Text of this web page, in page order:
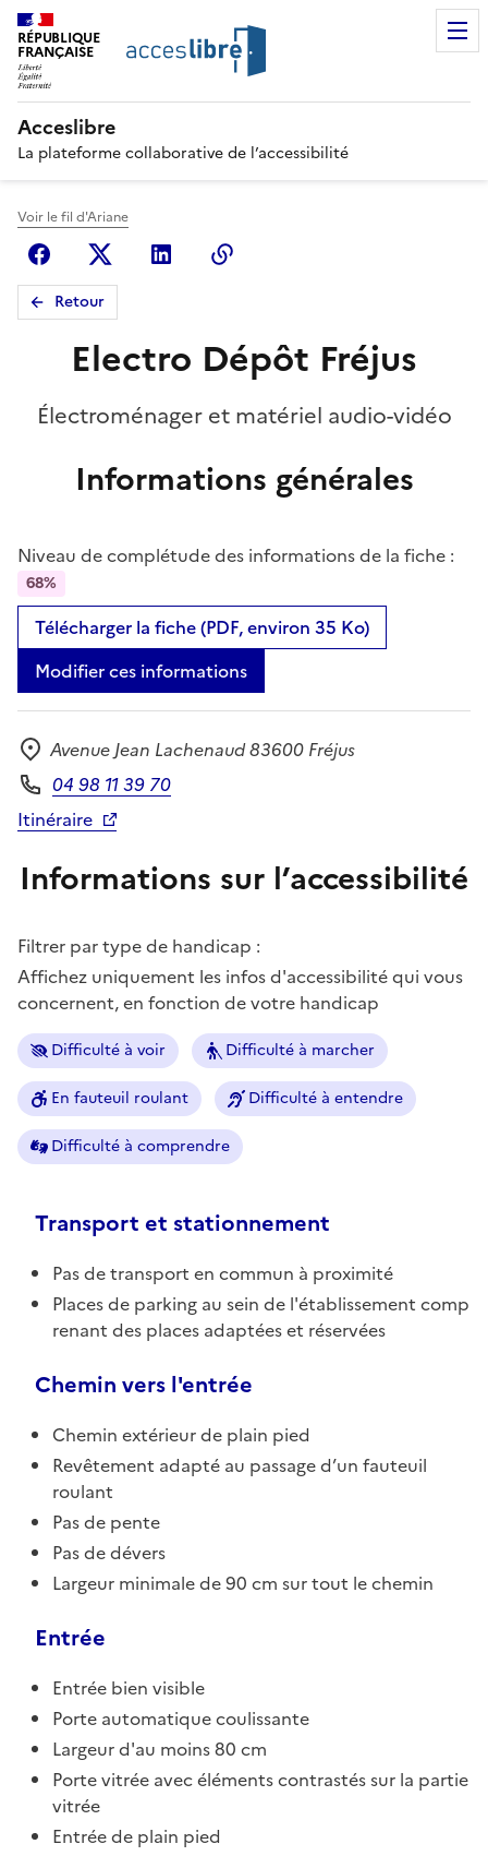
RÉPUBLIQUE
FRANÇAISE
Acceslibre
La plateforme collaborative de l’accessibilité
Voir le fil d'Ariane
FacebookX (anciennement Twitter)
Linkedin
Retour
Electro Dépôt Fréjus
Électroménager et matériel audio-vidéo
Informations générales
Niveau de complétude des informations de la fiche :
68%
Télécharger la fiche (PDF, environ 35 Ko)
Modifier ces informations
Adresse
Avenue Jean Lachenaud 83600 Fréjus
Téléphone
04 98 11 39 70
Itinéraire
Informations sur l’accessibilité
Filtrer par type de handicap :
Affichez uniquement les infos d'accessibilité qui vous
concernent, en fonction de votre handicap
Difficulté à voir Difficulté à marcher
En fauteuil roulant Difficulté à entendre
Difficulté à comprendre
Transport et stationnement
Pas de transport en commun à proximité
Places de parking au sein de l'établissement comp
renant des places adaptées et réservées
Chemin vers l'entrée
Chemin extérieur de plain pied
Revêtement adapté au passage d’un fauteuil
roulant
Pas de pente
Pas de dévers
Largeur minimale de 90 cm sur tout le chemin
Entrée
Entrée bien visible
Porte automatique coulissante
Largeur d'au moins 80 cm
Porte vitrée avec éléments contrastés sur la partie
vitrée
Entrée de plain pied